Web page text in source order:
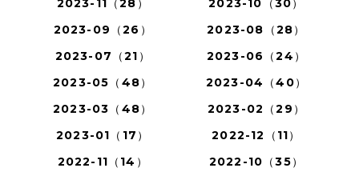
2023-11（28）
2023-10（30）
2023-09（26）
2023-08（28）
2023-07（21）
2023-06（24）
2023-05（48）
2023-04（40）
2023-03（48）
2023-02（29）
2023-01（17）
2022-12（11）
2022-11（14）
2022-10（35）